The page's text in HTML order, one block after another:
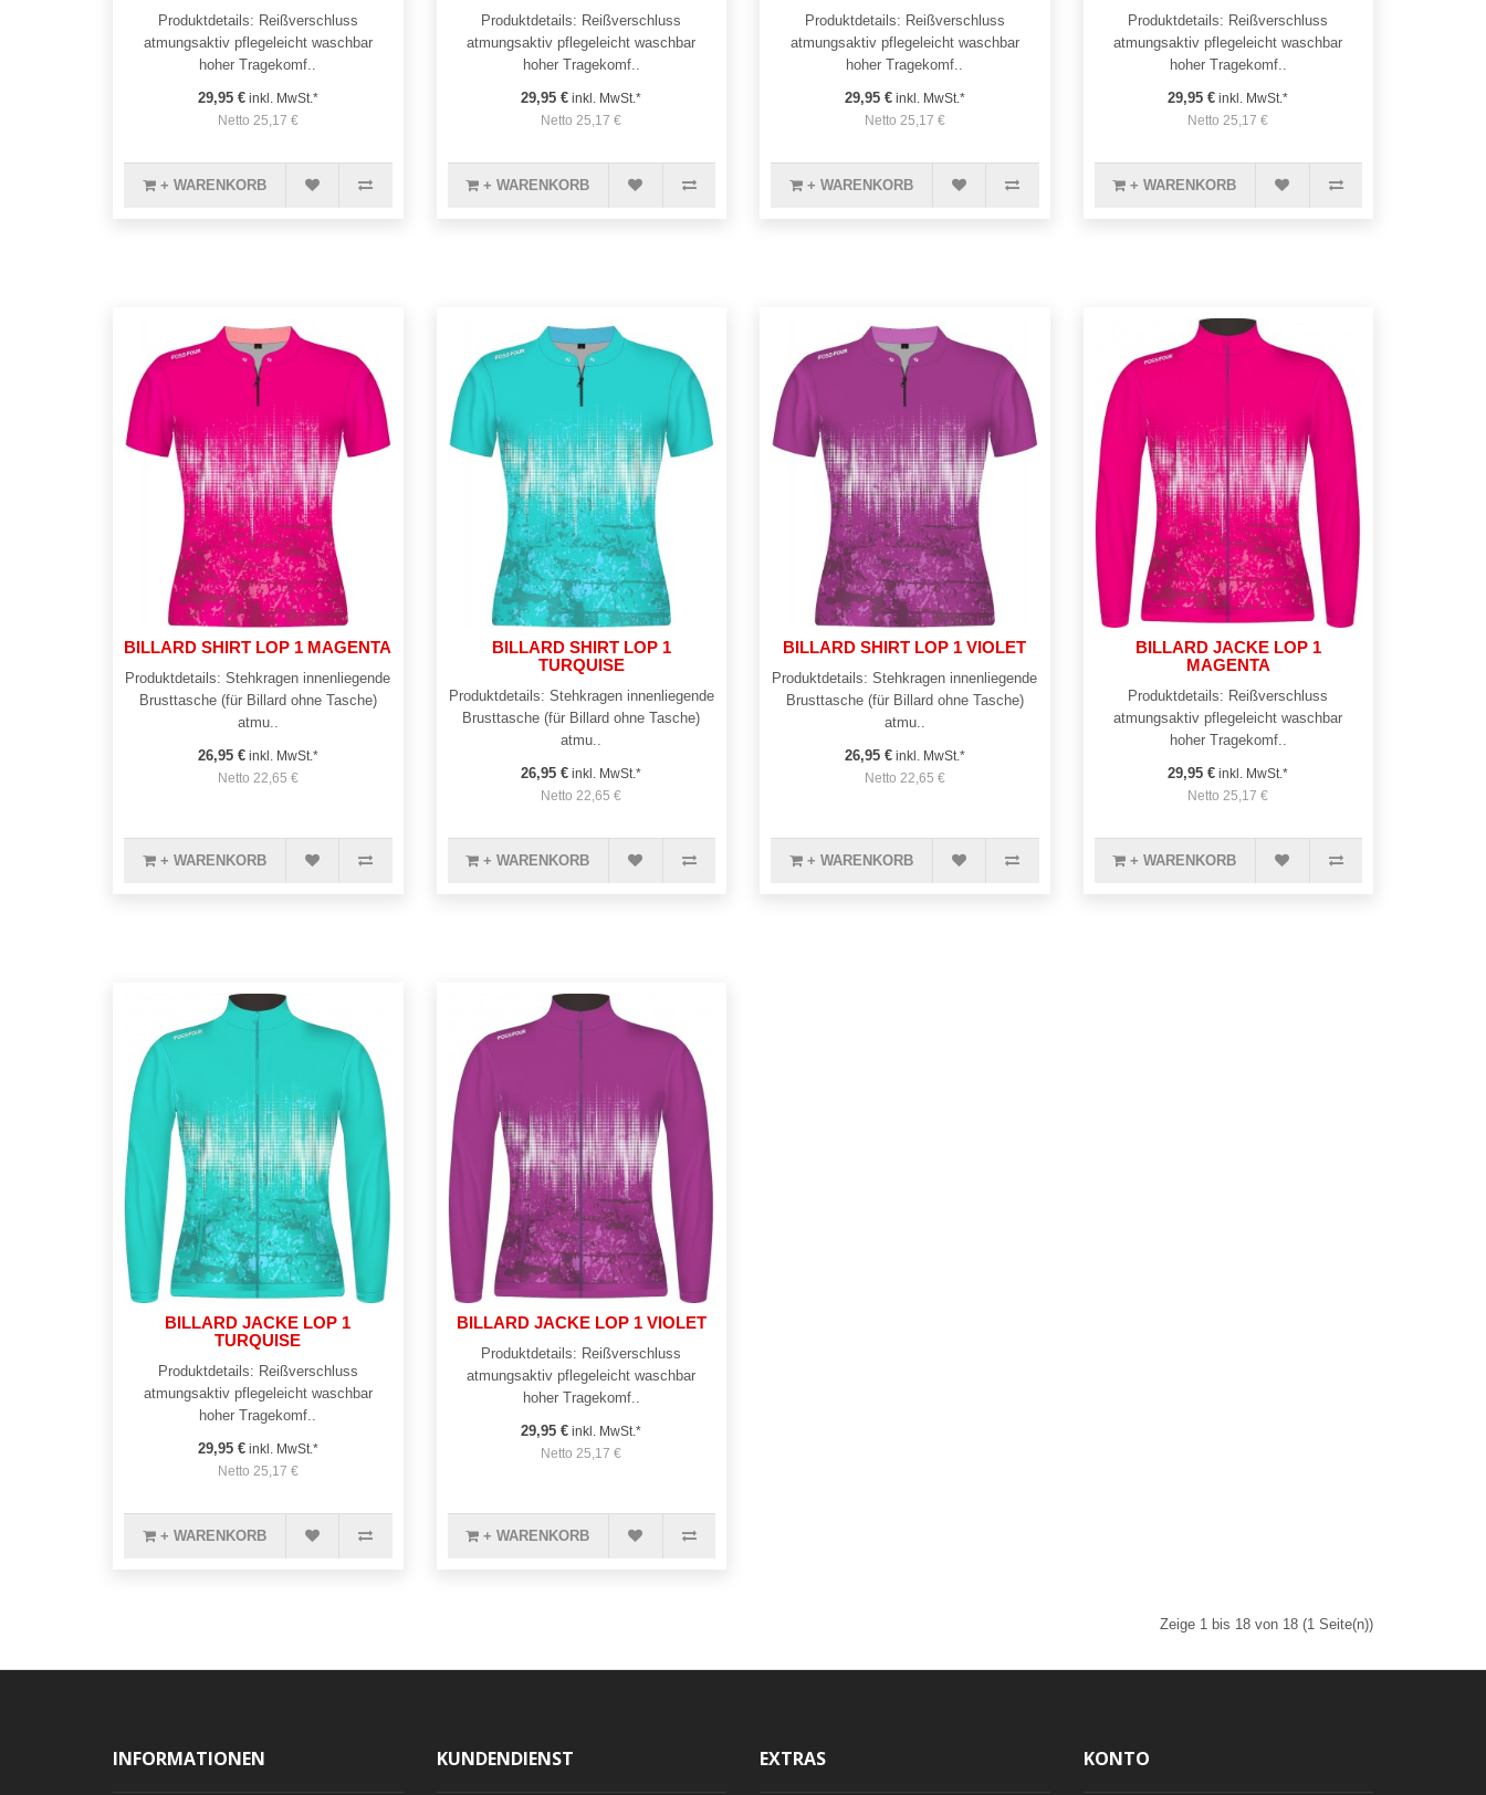
Produktdetails: Reißverschluss
atmungsaktiv pflegeleicht waschbar
hoher Tragekomf..
29,95 €inkl. MwSt.*
Netto 25,17 €
+ WARENKORB
Produktdetails: Reißverschluss
atmungsaktiv pflegeleicht waschbar
hoher Tragekomf..
29,95 € inkl. MwSt.*
Netto 25,17 €
+ WARENKORB
Produktdetails: Reißverschluss
atmungsaktiv pflegeleicht waschbar
hoher Tragekomf..
29,95 €inkl. MwSt.*
Netto 25,17 €
+ WARENKORB
Produktdetails: Reißverschluss
atmungsaktiv pflegeleicht waschbar
hoher Tragekomf..
29,95 € inkl. MwSt.*
Netto 25,17 €
+ WARENKORB
BILLARD SHIRT LOP 1 MAGENTA
Produktdetails: Stehkragen innenliegende
Brusttasche (für Billard ohne Tasche)
atmu..
26,95 €inkl. MwSt.*
Netto 22,65 €
+ WARENKORB
BILLARD SHIRT LOP 1
TURQUISE
Produktdetails: Stehkragen innenliegende
Brusttasche (für Billard ohne Tasche)
atmu..
26,95 € inkl. MwSt.*
Netto 22,65 €
+ WARENKORB
BILLARD SHIRT LOP 1 VIOLET
Produktdetails: Stehkragen innenliegende
Brusttasche (für Billard ohne Tasche)
atmu..
26,95 €inkl. MwSt.*
Netto 22,65 €
+ WARENKORB
BILLARD JACKE LOP 1
MAGENTA
Produktdetails: Reißverschluss
atmungsaktiv pflegeleicht waschbar
hoher Tragekomf..
29,95 € inkl. MwSt.*
Netto 25,17 €
+ WARENKORB
BILLARD JACKE LOP 1
TURQUISE
Produktdetails: Reißverschluss
atmungsaktiv pflegeleicht waschbar
hoher Tragekomf..
29,95 €inkl. MwSt.*
Netto 25,17 €
+ WARENKORB
BILLARD JACKE LOP 1 VIOLET
Produktdetails: Reißverschluss
atmungsaktiv pflegeleicht waschbar
hoher Tragekomf..
29,95 € inkl. MwSt.*
Netto 25,17 €
+ WARENKORB
Zeige 1 bis 18 von 18 (1 Seite(n))
INFORMATIONEN KUNDENDIENST EXTRAS KONTO